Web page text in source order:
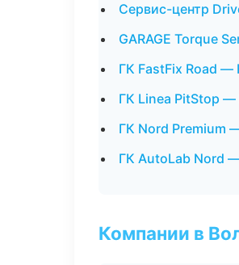
Сервис-центр
GARAGE Torque
ГК FastFix Road
ГК Linea PitStop —
ГК Nord Premium
ГК AutoLab Nord
Компании в